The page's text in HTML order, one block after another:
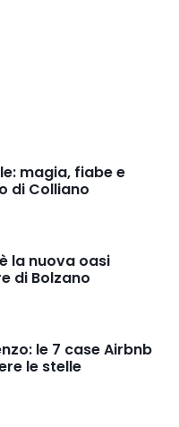
magia, fiabe e
di Colliano
la nuova oasi
di Bolzano
le 7 case Airbnb
le stelle